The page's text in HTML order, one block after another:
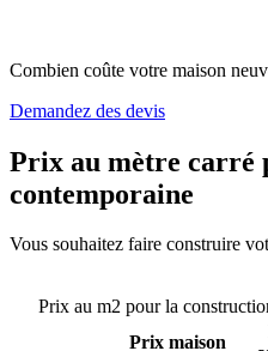
Combien coûte votre maison
Demandez des devis
Prix au mètre carré
contemporaine
Vous souhaitez faire construire
Prix au m2 pour la
Prix maison